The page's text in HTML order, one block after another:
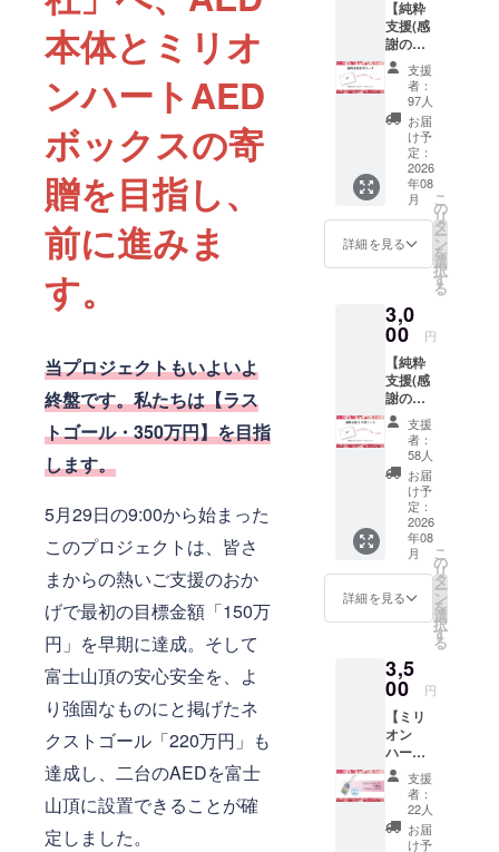
本体とミリオ
ンハートAED
ボックスの寄
贈を目指し、
前に進みま
す。
当プロジェクトもいよいよ
終盤です。私たちは【ラス
トゴール・350万円】を目指
します。
5月29日の9:00から始まった
このプロジェクトは、皆さ
まからの熱いご支援のおか
げで最初の目標金額「150万
円」を早期に達成。そして
富士山頂の安心安全を、よ
り強固なものにと掲げたネ
クストゴール「220万円」も
達成し、二台のAEDを富士
山頂に設置できることが確
定しました。
り組んでい
ます。
作品販売の
売上げの一
部を自然災
害被災地へ
の復興支援
や、AEDの
充てるな
チャリティ
活動である
「ミリオン
ハートプロ
ジェクト」
への取り組
みや、社寺
仏閣への作
品奉納を通
じて地域活
性化を促す
など、アー
ティストと
しての本分
品の有する
機能性を探
求し、自己
表現の域を
超えた活動
を続けてい
【純粋
支援(感
謝の
メー
ル)】 感
謝の気
持ちを
込め
て、お
礼の
メッ
セージ
をお送
りしま
す。 支
援者の
の応援
がイベ
ントの
力で
す。
メール
送付は
終了後
1ヶ月以
内。 ※
メール
アドレ
スをお
間違え
の無い
ように
ご入力
援は、
3,000
円、
5,000
円、
10,000
円、
100,000
円の リ
ターン
と同じ
支援
者：
97人
お届
け予
定：
2026
年08
月
詳細を見る
こ
の
リ
タ
ー
ン
を
選
択
す
る
3,0
00 円
【純粋
支援(感
謝の
メー
ル)】 感
謝の気
持ちを
込め
て、お
礼の
メッ
セージ
をお送
りしま
す。 支
援者の
の応援
がイベ
ントの
力で
す。
メール
送付は
終了後
1ヶ月以
内。 ※
メール
支援
者：
58人
お届
け予
定：
2026
年08
月
詳細を見る
こ
の
リ
タ
ー
ン
を
選
択
す
る
3,5
00 円
【ミリ
オン
ハート
プロ
ジェク
ト✕静
岡人 ア
クリル
支援
者：
22人
お届
け予